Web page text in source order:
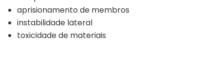
aprisionamento de membros
instabilidade lateral
toxicidade de materiais